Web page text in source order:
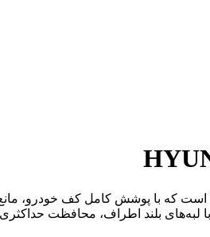
با طراحی دقیق و اختصاصی است که با پوشش
لبه‌های بلند اطراف، محافظت